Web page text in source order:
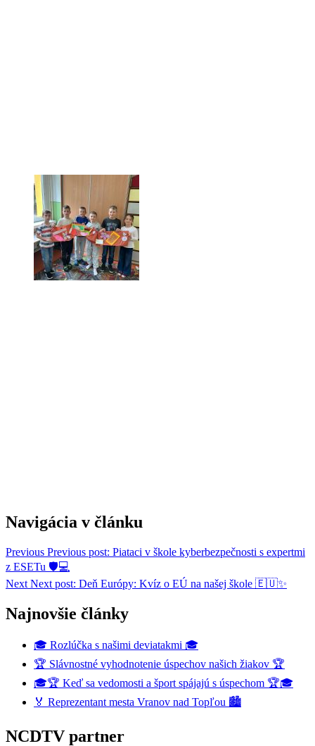
Navigácia v článku
Previous Previous post: Piataci v škole kyberbezpečnosti s expertmi
z ESETu 🛡️💻
Next Next post: Deň Európy: Kvíz o EÚ na našej škole 🇪🇺✨
Najnovšie články
🎓 Rozlúčka s našimi deviatakmi 🎓
🏆 Slávnostné vyhodnotenie úspechov našich žiakov 🏆
🎓🏆 Keď sa vedomosti a šport spájajú s úspechom 🏆🎓
🏅 Reprezentant mesta Vranov nad Topľou 🏙️
NCDTV partner